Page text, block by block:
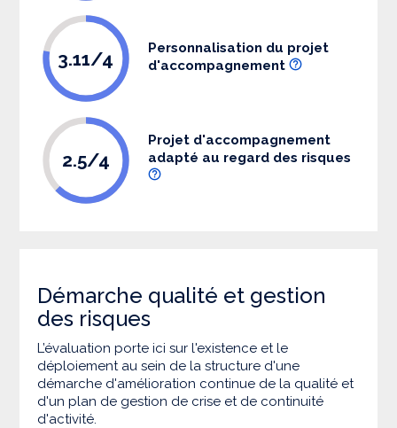
3.11/4
Personnalisation du projet
d'accompagnement
2.5/4
Projet d'accompagnement
adapté au regard des risques
Démarche qualité et gestion
des risques
L’évaluation porte ici sur l'existence et le
déploiement au sein de la structure d'une
démarche d'amélioration continue de la qualité et
d'un plan de gestion de crise et de continuité
d'activité.